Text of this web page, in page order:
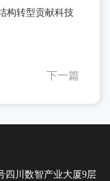
构转型贡献科技
下一篇
四川数智产业大厦9层